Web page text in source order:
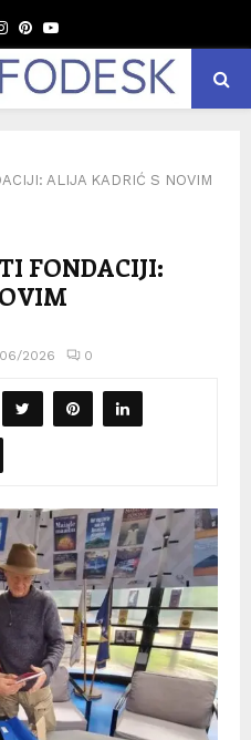
Instagram
Pinterest
Youtube
ALIJA KADRIĆ S NOVIM
FONDACIJI:
2026 0